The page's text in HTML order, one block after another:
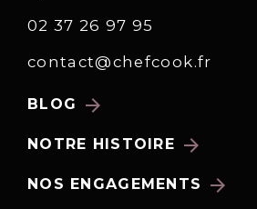
02 37 26 97 95
contact@chefcook.fr
BLOG arrow_forward
NOTRE HISTOIRE arrow_forward
NOS ENGAGEMENTS arrow_forward